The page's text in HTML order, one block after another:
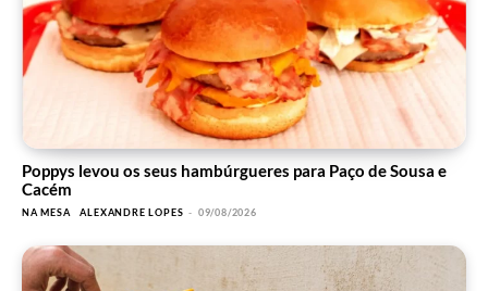
Poppys levou os seus hambúrgueres para Paço de Sousa e
Cacém
NA MESA ALEXANDRE LOPES - 09/08/2026